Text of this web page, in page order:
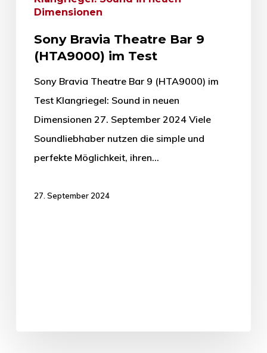
Dimensionen
Sony Bravia Theatre Bar 9
(HTA9000) im Test
Sony Bravia Theatre Bar 9 (HTA9000) im
Test Klangriegel: Sound in neuen
Dimensionen 27. September 2024 Viele
Soundliebhaber nutzen die simple und
perfekte Möglichkeit, ihren…
27. September 2024